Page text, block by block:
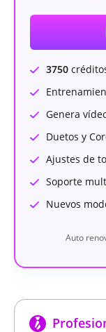
3750
Genera
Duetos y
Ajustes de
Soporte
Nuevos
Auto